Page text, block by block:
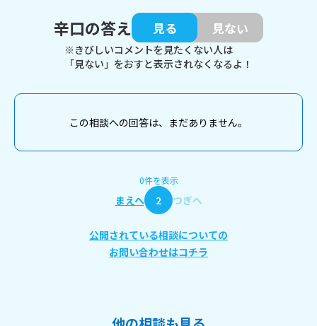
辛口の答え
見る 見ない
※きびしいコメントを見たくない人は
「見ない」をおすと表示されなくなるよ！
この相談への回答は、まだありません。
0件を表示
まえへ 2 つぎへ
公開されている相談についての
お問い合わせはコチラ